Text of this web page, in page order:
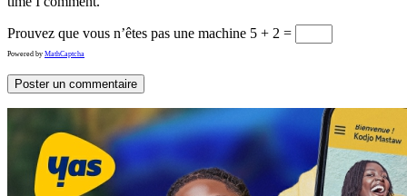
Prouvez que vous n’êtes pas une machine 5 + 2 =
Powered by MathCaptcha